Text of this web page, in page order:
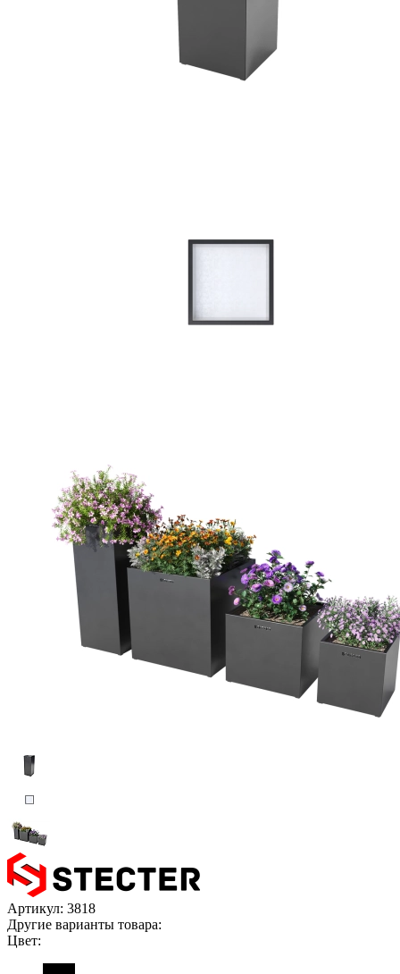
Артикул: 3818
Другие варианты товара:
Цвет: